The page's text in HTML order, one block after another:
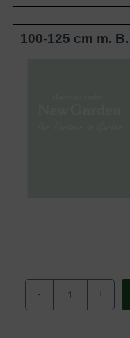
100-125 cm m. B.
- +